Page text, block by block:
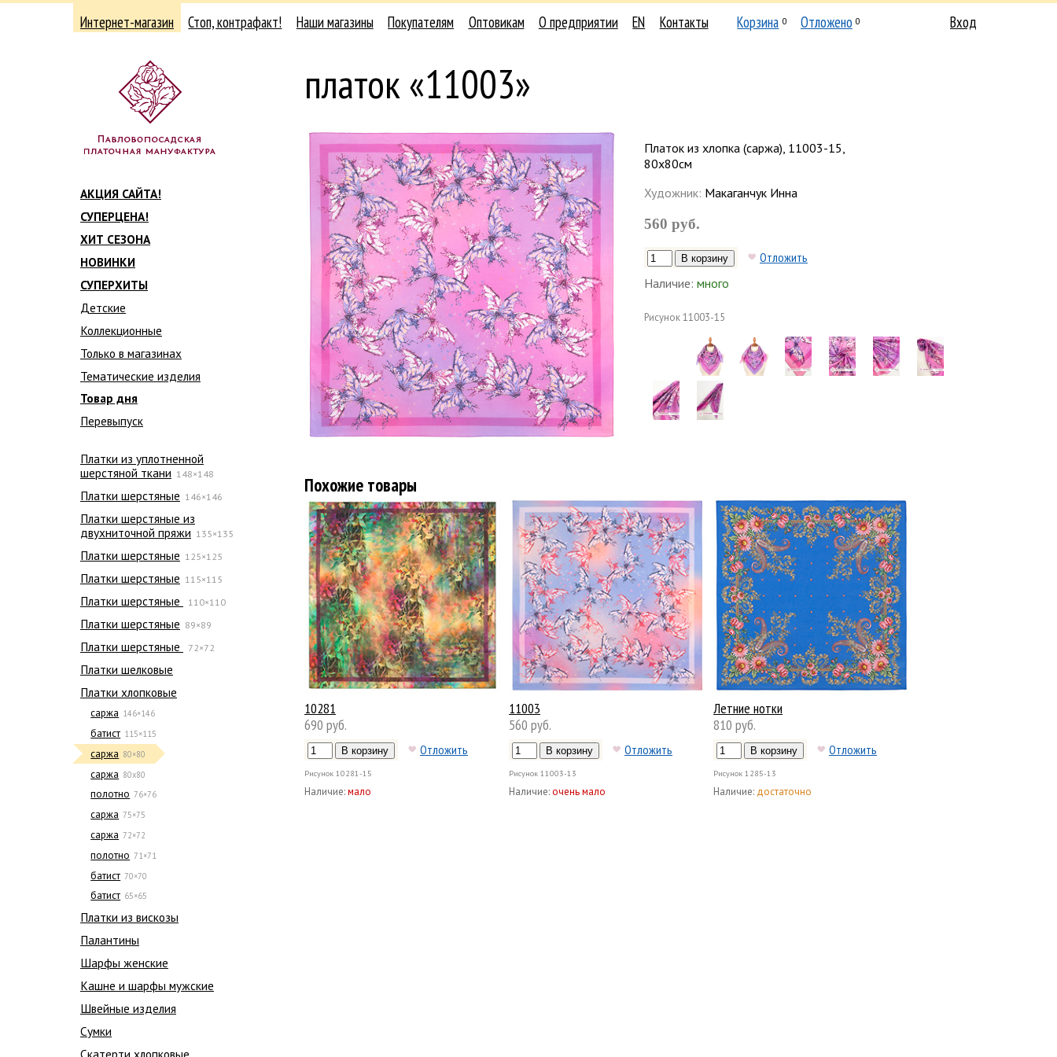
Интернет-магазин Стоп, контрафакт! Наши магазины Покупателям Оптовикам О предприятии EN Контакты Корзина 0 Отложено 0 Вход
АКЦИЯ САЙТА!
СУПЕРЦЕНА!
ХИТ СЕЗОНА
НОВИНКИ
СУПЕРХИТЫ
Детские
Коллекционные
Только в магазинах
Тематические изделия
Товар дня
Перевыпуск
Платки из уплотненной
шерстяной ткани 148×148
Платки шерстяные 146×146
Платки шерстяные из
двухниточной пряжи 135×135
Платки шерстяные 125×125
Платки шерстяные 115×115
Платки шерстяные 110×110
Платки шерстяные 89×89
Платки шерстяные 72×72
Платки шелковые
Платки хлопковые
саржа 146×146
батист 115×115
саржа 80×80
саржа 80х80
полотно 76×76
саржа 75×75
саржа 72×72
полотно 71×71
батист 70×70
батист 65×65
Платки из вискозы
Палантины
Шарфы женские
Кашне и шарфы мужские
Швейные изделия
Сумки
Скатерти хлопковые
платок «11003»
Платок из хлопка (саржа), 11003-15,
80х80см
Художник: Макаганчук Инна
560 руб.
Отложить
Наличие: много
Рисунок11003-15
Похожие товары
10281
690 руб.
Отложить
Рисунок 10281-15
Наличие:мало
11003
560 руб.
Отложить
Рисунок 11003-13
Наличие:очень мало
Летние нотки
810 руб.
Отложить
Рисунок 1285-13
Наличие: достаточно